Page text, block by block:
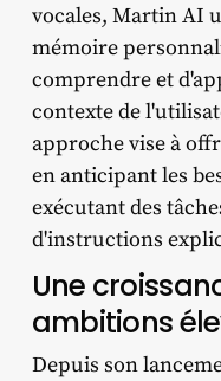
vocales, Martin AI
mémoire
comprendre et
contexte de
approche vise à
en anticipant les
exécutant des
d'instructions
Une
ambitions
Depuis son